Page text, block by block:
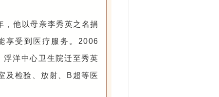
他以母亲李秀英之名捐
享受到医疗服务。2006
洋中心卫生院迁至秀英
及检验、放射、B超等医